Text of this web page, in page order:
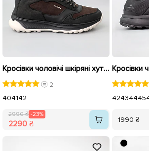
Кросівки чоловічі шкіряні хутро 590431 Чорні коричневі розпродаж
2
404142
2990 ₴ -23%
2290 ₴
42434445
1990 ₴